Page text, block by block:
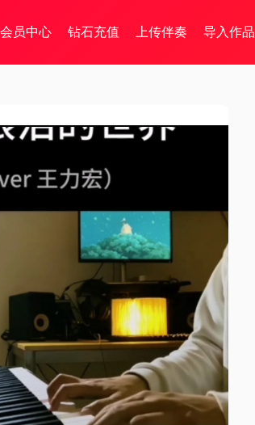
会员中心 钻石充值 上传伴奏 导入作品